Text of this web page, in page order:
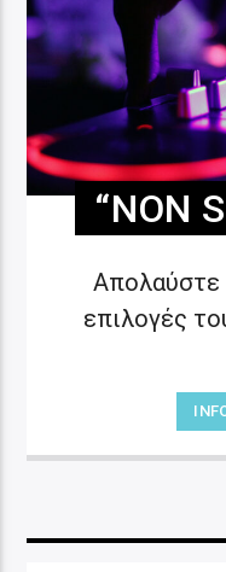
“NON
Απολαύστε
επιλογές